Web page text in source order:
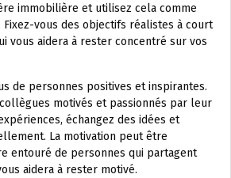
immobilière et utilisez cela comme
Fixez-vous des objectifs réalistes à court
vous aidera à rester concentré sur vos
de personnes positives et inspirantes.
motivés et passionnés par leur
échangez des idées et
La motivation peut être
entouré de personnes qui partagent
aidera à rester motivé.